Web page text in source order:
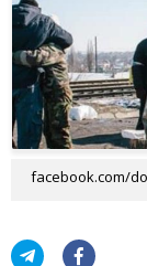
facebook.com/